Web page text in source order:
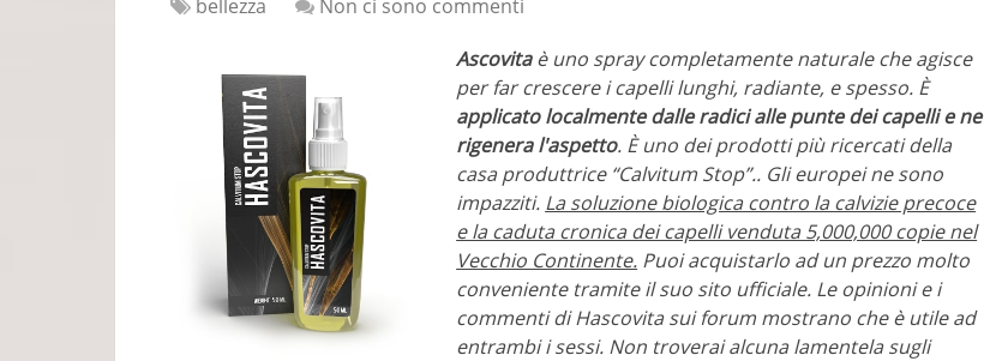
bellezza
Non ci sono commenti
Ascovitaè uno spray completamente naturale che agisce
per far crescere i capelli lunghi, radiante, e spesso. È
applicato localmente dalle radici alle punte dei capelli e ne
rigenera l'aspetto. È uno dei prodotti più ricercati della
casa produttrice “Calvitum Stop”.. Gli europei ne sono
impazziti. La soluzione biologica contro la calvizie precoce
e la caduta cronica dei capelli venduta 5,000,000 copie nel
Vecchio Continente. Puoi acquistarlo ad un prezzo molto
conveniente tramite il suo sito ufficiale. Le opinioni e i
commenti di Hascovita sui forum mostrano che è utile ad
entrambi i sessi. Non troverai alcuna lamentela sugli